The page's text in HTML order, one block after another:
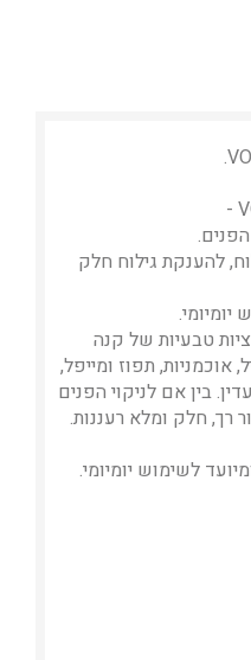
להענקת גילוח חלק
טבעיות של קנה
אוכמניות, תפוז ומייפל,
בין אם לניקוי הפנים
רך, חלק ומלא רעננות.
לשימוש יומיומי.